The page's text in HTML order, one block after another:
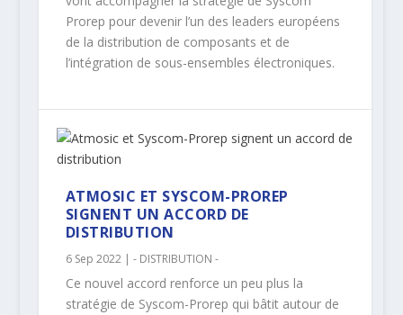
Prorep pour devenir l’un des leaders européens
de la distribution de composants et de
l’intégration de sous-ensembles électroniques.
ATMOSIC ET SYSCOM-PROREP
SIGNENT UN ACCORD DE
DISTRIBUTION
6 Sep 2022| - DISTRIBUTION -
Ce nouvel accord renforce un peu plus la
stratégie de Syscom-Prorep qui bâtit autour de